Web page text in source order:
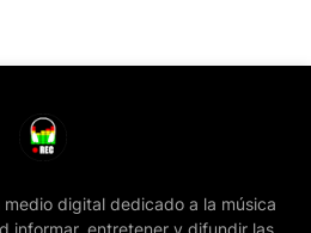
digital dedicado a la música